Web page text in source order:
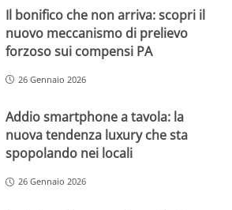
Il bonifico che non arriva: scopri il
nuovo meccanismo di prelievo
forzoso sui compensi PA
26 Gennaio 2026
Addio smartphone a tavola: la
nuova tendenza luxury che sta
spopolando nei locali
26 Gennaio 2026